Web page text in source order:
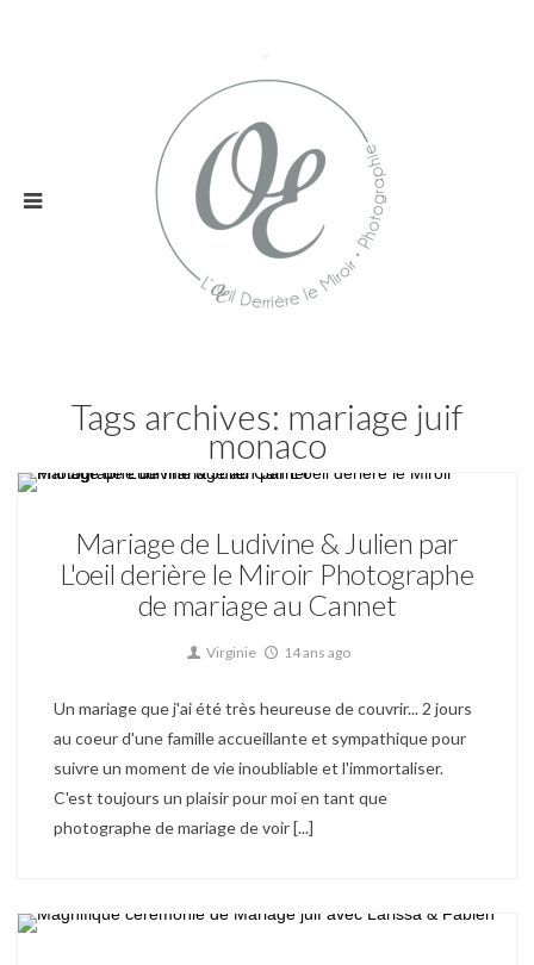
Tags archives: mariage juif
monaco
Mariage de Ludivine & Julien par
L'oeil derière le Miroir Photographe
de mariage au Cannet
Virginie 14 ans ago
Un mariage que j'ai été très heureuse de couvrir... 2 jours
au coeur d'une famille accueillante et sympathique pour
suivre un moment de vie inoubliable et l'immortaliser.
C'est toujours un plaisir pour moi en tant que
photographe de mariage de voir [...]